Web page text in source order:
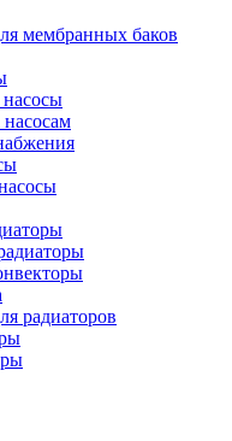
мембранных баков
радиаторов